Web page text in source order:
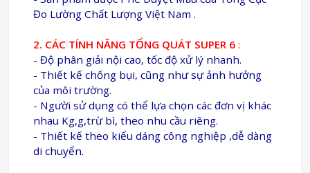
Đo Lường Chất Lượng Việt Nam .
2. CÁC TÍNH NĂNG TỔNG QUÁT SUPER 6:
- Độ phân giải nội cao, tốc độ xử lý nhanh.
- Thiết kế chống bụi, cũng như sự ảnh hưởng
của môi trường.
- Người sử dụng có thể lựa chọn các đơn vị khác
nhau Kg,g,trừ bì, theo nhu cầu riêng.
- Thiết kế theo kiểu dáng công nghiệp ,dễ dàng
di chuyển.